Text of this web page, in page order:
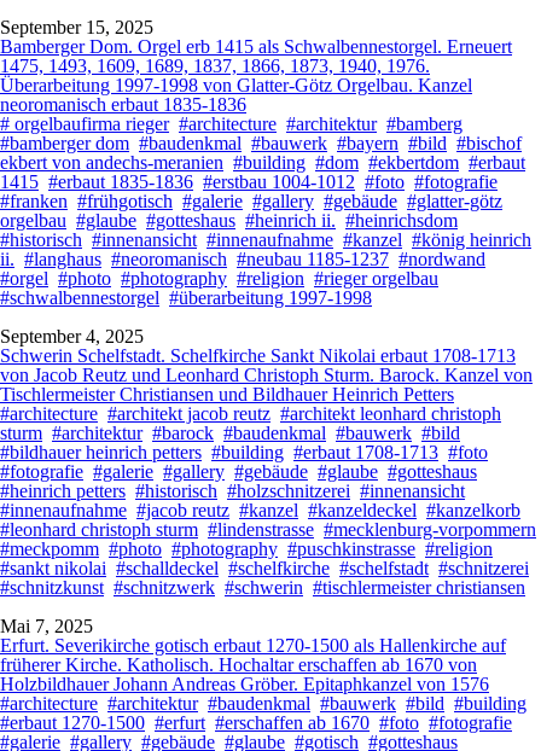
September 15, 2025
Bamberger Dom. Orgel erb 1415 als Schwalbennestorgel. Erneuert
1475, 1493, 1609, 1689, 1837, 1866, 1873, 1940, 1976.
Überarbeitung 1997-1998 von Glatter-Götz Orgelbau. Kanzel
neoromanisch erbaut 1835-1836
# orgelbaufirma rieger #architecture #architektur #bamberg
#bamberger dom #baudenkmal #bauwerk #bayern #bild #bischof
ekbert von andechs-meranien #building #dom #ekbertdom #erbaut
1415 #erbaut 1835-1836 #erstbau 1004-1012 #foto #fotografie
#franken #frühgotisch #galerie #gallery #gebäude #glatter-götz
orgelbau #glaube #gotteshaus #heinrich ii. #heinrichsdom
#historisch #innenansicht #innenaufnahme #kanzel #könig heinrich
ii. #langhaus #neoromanisch #neubau 1185-1237 #nordwand
#orgel #photo #photography #religion #rieger orgelbau
#schwalbennestorgel #überarbeitung 1997-1998
September 4, 2025
Schwerin Schelfstadt. Schelfkirche Sankt Nikolai erbaut 1708-1713
von Jacob Reutz und Leonhard Christoph Sturm. Barock. Kanzel von
Tischlermeister Christiansen und Bildhauer Heinrich Petters
#architecture #architekt jacob reutz #architekt leonhard christoph
sturm #architektur #barock #baudenkmal #bauwerk #bild
#bildhauer heinrich petters #building #erbaut 1708-1713 #foto
#fotografie #galerie #gallery #gebäude #glaube #gotteshaus
#heinrich petters #historisch #holzschnitzerei #innenansicht
#innenaufnahme #jacob reutz #kanzel #kanzeldeckel #kanzelkorb
#leonhard christoph sturm #lindenstrasse #mecklenburg-vorpommern
#meckpomm #photo #photography #puschkinstrasse #religion
#sankt nikolai #schalldeckel #schelfkirche #schelfstadt #schnitzerei
#schnitzkunst #schnitzwerk #schwerin #tischlermeister christiansen
Mai 7, 2025
Erfurt. Severikirche gotisch erbaut 1270-1500 als Hallenkirche auf
früherer Kirche. Katholisch. Hochaltar erschaffen ab 1670 von
Holzbildhauer Johann Andreas Gröber. Epitaphkanzel von 1576
#architecture #architektur #baudenkmal #bauwerk #bild #building
#erbaut 1270-1500 #erfurt #erschaffen ab 1670 #foto #fotografie
#galerie #gallery #gebäude #glaube #gotisch #gotteshaus